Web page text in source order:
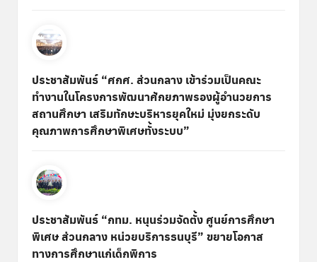
ประชาสัมพันธ์ “ศกศ. ส่วนกลาง เข้าร่วมเป็นคณะ
ทำงานในโครงการพัฒนาศักยภาพรองผู้อำนวยการ
สถานศึกษา เสริมทักษะบริหารยุคใหม่ มุ่งยกระดับ
คุณภาพการศึกษาพิเศษทั้งระบบ”
ประชาสัมพันธ์ “กทม. หนุนร่วมจัดตั้ง ศูนย์การศึกษา
พิเศษ ส่วนกลาง หน่วยบริการธนบุรี” ขยายโอกาส
ทางการศึกษาแก่เด็กพิการ